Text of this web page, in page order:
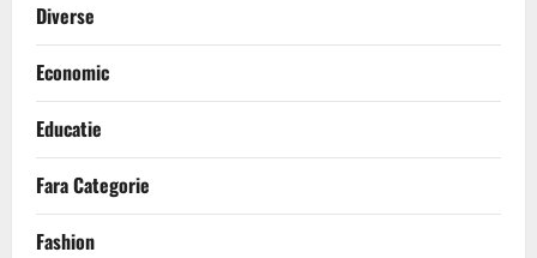
Diverse
Economic
Educatie
Fara Categorie
Fashion